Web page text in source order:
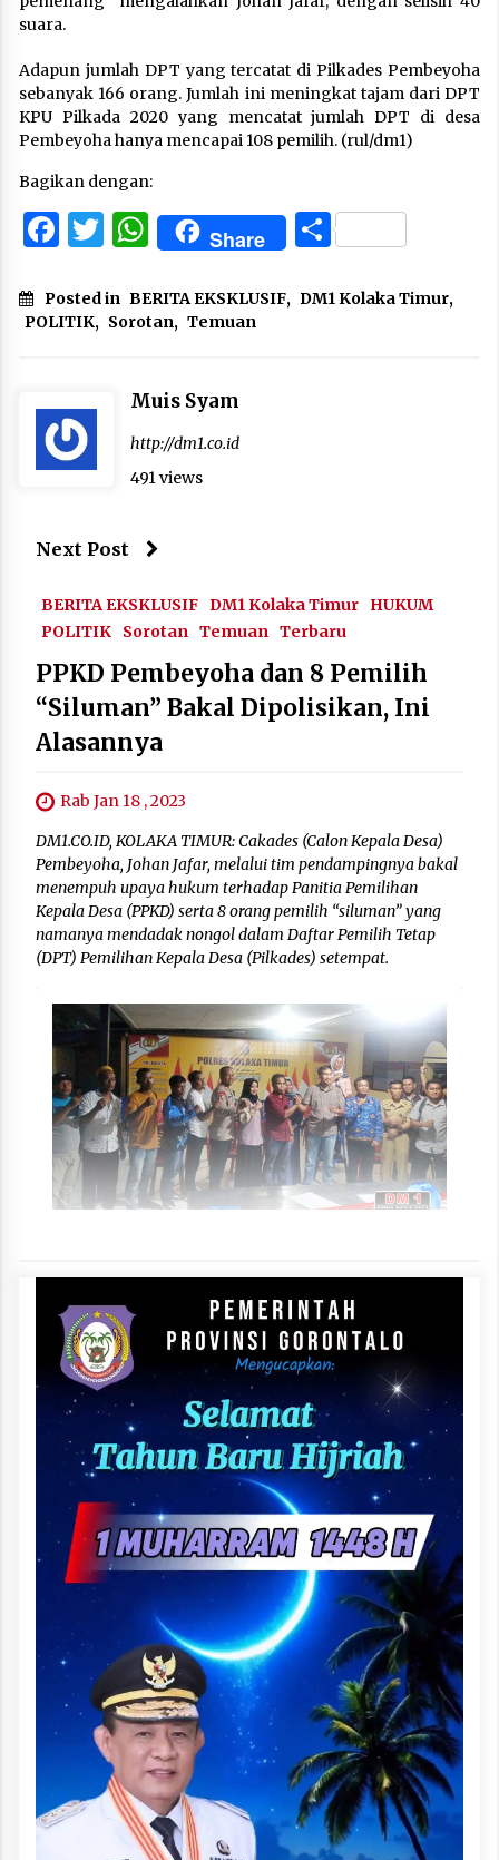
suara.
Adapun jumlah DPT yang tercatat di Pilkades Pembeyoha
sebanyak 166 orang. Jumlah ini meningkat tajam dari DPT
KPU Pilkada 2020 yang mencatat jumlah DPT di desa
Pembeyoha hanya mencapai 108 pemilih. (rul/dm1)
Bagikan dengan:
Facebook
Twitter
WhatsApp
Share Share
Posted in BERITA EKSKLUSIF, DM1 Kolaka Timur,
POLITIK, Sorotan, Temuan
Muis Syam
http://dm1.co.id
491 views
Next Post
BERITA EKSKLUSIF DM1 Kolaka Timur
HUKUM
POLITIK
Sorotan Temuan Terbaru
PPKD Pembeyoha dan 8 Pemilih
“Siluman” Bakal Dipolisikan, Ini
Alasannya
Rab Jan 18 , 2023
DM1.CO.ID, KOLAKA TIMUR: Cakades (Calon Kepala Desa)
Pembeyoha, Johan Jafar, melalui tim pendampingnya bakal
menempuh upaya hukum terhadap Panitia Pemilihan
Kepala Desa (PPKD) serta 8 orang pemilih “siluman” yang
namanya mendadak nongol dalam Daftar Pemilih Tetap
(DPT) Pemilihan Kepala Desa (Pilkades) setempat.